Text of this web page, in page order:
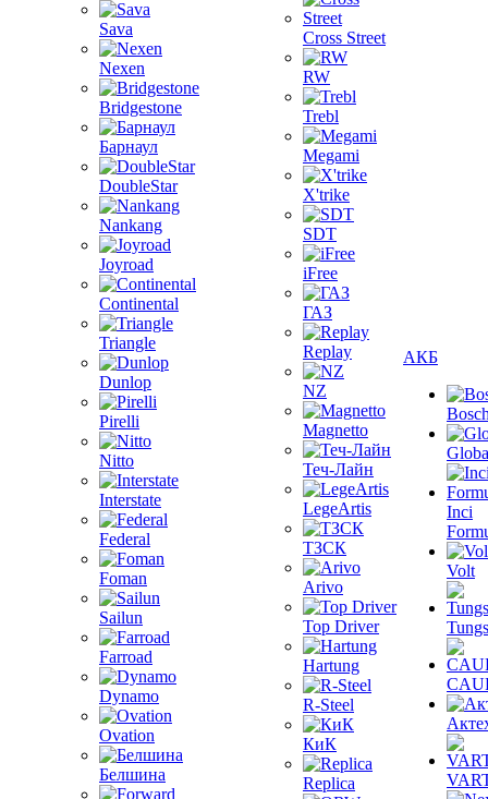
Sava
Nexen
Bridgestone
Барнаул
DoubleStar
Nankang
Joyroad
Continental
Triangle
Dunlop
Pirelli
Nitto
Interstate
Federal
Foman
Sailun
Farroad
Dynamo
Ovation
Белшина
Cross Street
RW
Trebl
Megami
X'trike
SDT
iFree
ГАЗ
Replay
NZ
Magnetto
Теч-Лайн
LegeArtis
ТЗСК
Arivo
Top Driver
Hartung
R-Steel
КиК
Replica
АКБ
Inci
Volt